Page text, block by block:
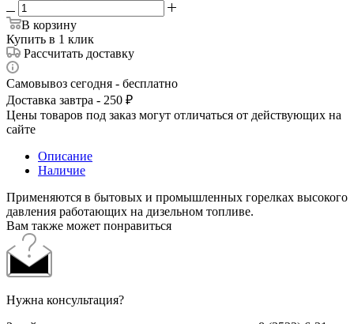
В корзину
Купить в 1 клик
Рассчитать доставку
Самовывоз сегодня - бесплатно
Доставка завтра - 250 ₽
Цены товаров под заказ могут отличаться от действующих на
сайте
Описание
Наличие
Применяются в бытовых и промышленных горелках высокого
давления работающих на дизельном топливе.
Вам также может понравиться
Нужна консультация?